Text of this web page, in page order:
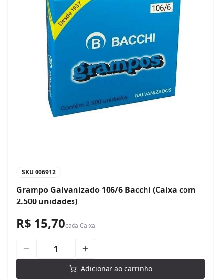
SKU 006912
Grampo Galvanizado 106/6 Bacchi (Caixa com
2.500 unidades)
R$ 15,70cada Caixa
Adicionar ao carrinho